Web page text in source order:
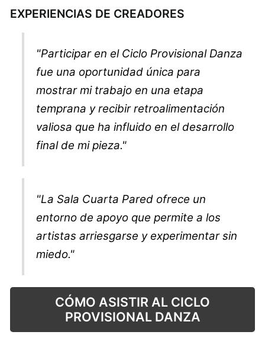
EXPERIENCIAS DE CREADORES
"Participar en el Ciclo Provisional Danza
fue una oportunidad única para
mostrar mi trabajo en una etapa
temprana y recibir retroalimentación
valiosa que ha influido en el desarrollo
final de mi pieza."
"La Sala Cuarta Pared ofrece un
entorno de apoyo que permite a los
artistas arriesgarse y experimentar sin
miedo."
CÓMO ASISTIR AL CICLO
PROVISIONAL DANZA